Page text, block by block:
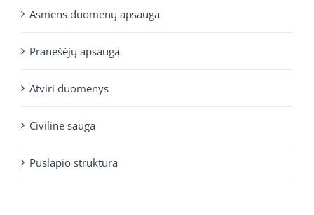
Asmens duomenų apsauga
Pranešėjų apsauga
Atviri duomenys
Civilinė sauga
Puslapio struktūra